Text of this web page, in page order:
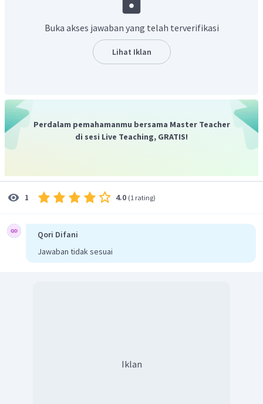
Jadi, dalam Bahasa Inggris, kita bisa menyatakan
“A Father may only be a dad for a little
while, but he is a son hero’s forever."
Buka akses jawaban yang telah terverifikasi
Lihat Iklan
Perdalam pemahamanmu bersama Master Teacher
di sesi Live Teaching, GRATIS!
1 4.0 (1 rating)
Qori Difani
Jawaban tidak sesuai
Iklan